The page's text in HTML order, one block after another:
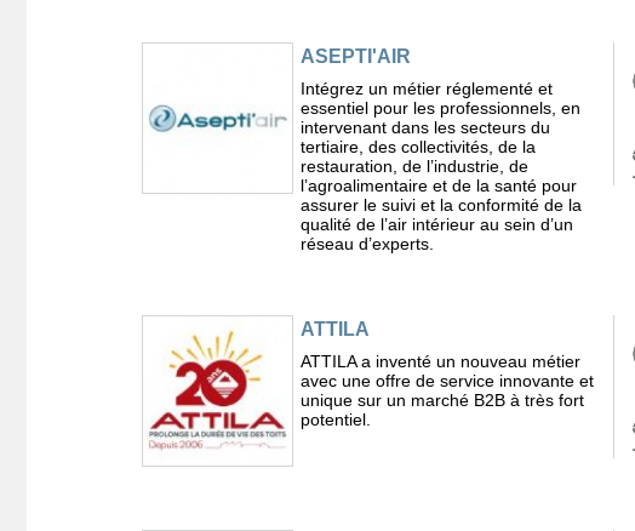
ASEPTI'AIR
Intégrez un métier réglementé et
essentiel pour les professionnels, en
intervenant dans les secteurs du
tertiaire, des collectivités, de la
restauration, de l’industrie, de
l’agroalimentaire et de la santé pour
assurer le suivi et la conformité de la
qualité de l’air intérieur au sein d’un
réseau d’experts.
ATTILA
ATTILA a inventé un nouveau métier
avec une offre de service innovante et
unique sur un marché B2B à très fort
potentiel.